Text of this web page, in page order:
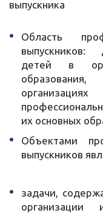
выпускника
Область
выпускников:
детей в
их основных
Объектами
выпускников
задачи,
организации